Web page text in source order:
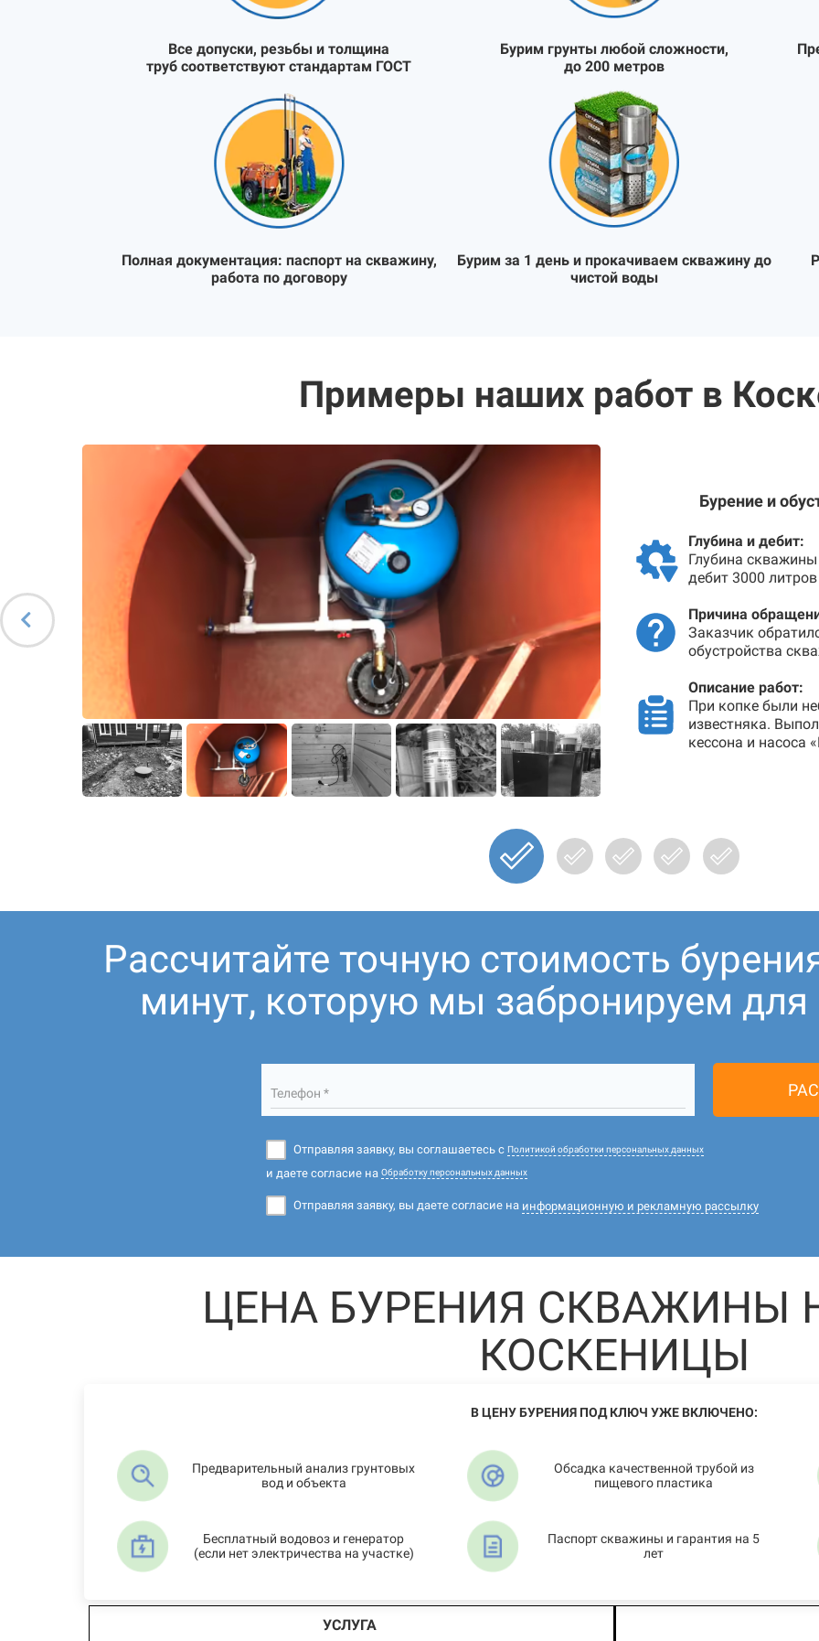
Все допуски, резьбы и толщина
труб соответствуют стандартам ГОСТ
Бурим грунты любой сложности,
до 200 метров
Полная документация: паспорт на скважину,
работа по договору
Бурим за 1 день и прокачиваем скважину до
чистой воды
Примеры наших работ в
Бурение и
Глубина и дебит:
Глубина
дебит 3000
Причина
Заказчик
обустройства
Описание работ:
При копке были
известняка.
кессона и насоса
Рассчитайте точную стоимость
минут, которую мы забронируем для
Телефон *
Отправляя заявку, вы соглашаетесь с Политикой обработки персональных данных
и даете согласие на Обработку персональных данных
Отправляя заявку, вы даете согласие на информационную и рекламную рассылку
ЦЕНА БУРЕНИЯ СКВАЖИНЫ
КОСКЕНИЦЫ
В ЦЕНУ БУРЕНИЯ ПОД КЛЮЧ УЖЕ ВКЛЮЧЕНО:
Предварительный анализ грунтовых
вод и объекта
Бесплатный водовоз и генератор
(если нет электричества на участке)
Обсадка качественной трубой из
пищевого пластика
Паспорт скважины и гарантия на 5
лет
УСЛУГА